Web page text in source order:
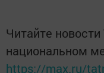
Читайте новости
национальном
https://max.ru/